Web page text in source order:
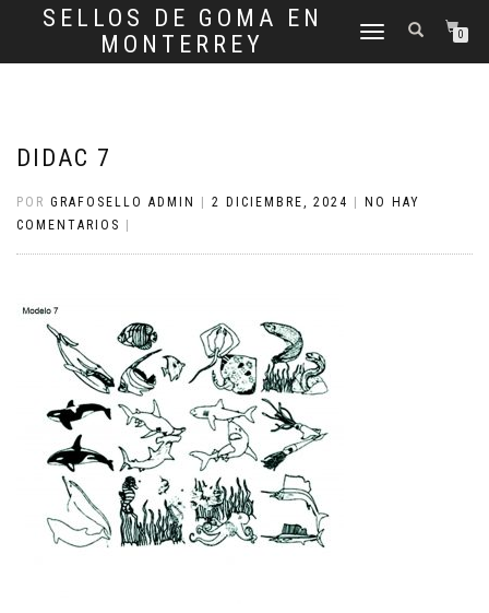
SELLOS DE GOMA EN
MONTERREY
CAMBIAR
0
DIDAC 7
POR GRAFOSELLO ADMIN 2 DICIEMBRE, 2024
NO HAY
COMENTARIOS